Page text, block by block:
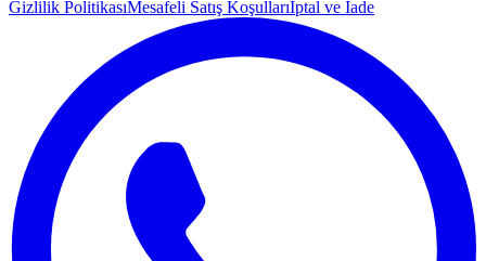
Gizlilik PolitikasıMesafeli Satış Koşullarıİptal ve İade